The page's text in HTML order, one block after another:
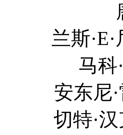
唐·耶
·E·尼克
科·圣约
尼·雷诺
·汉